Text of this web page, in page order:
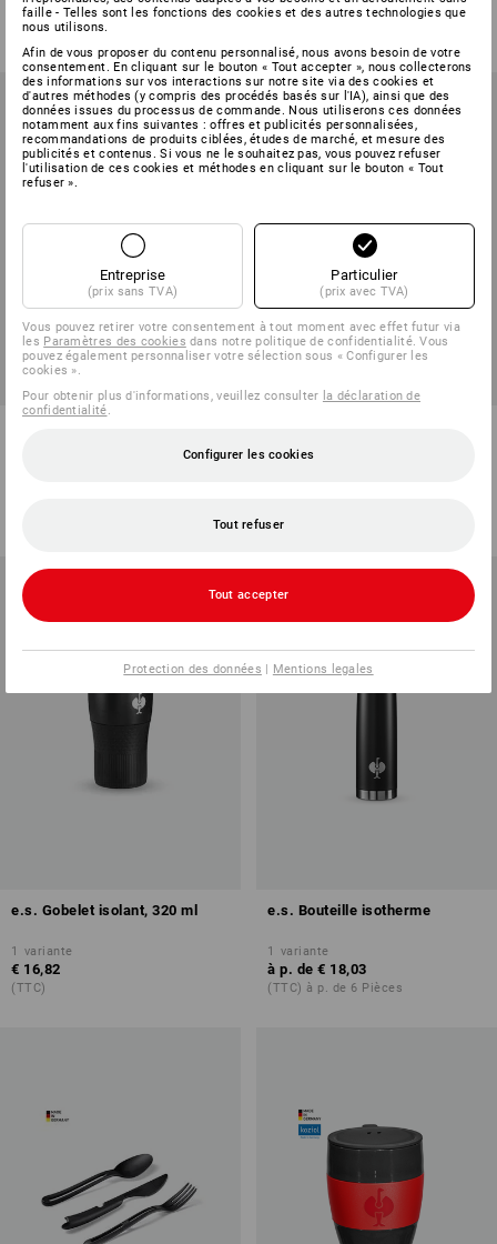
à p. de € 24,08
(TTC) à p. de 5 Lot
à p. de € 9,56
pièces
e.s. Gobelet isolant, 320 ml
1 variante
€ 16,82
(TTC)
e.s. Bouteille isotherme
1 variante
à p. de € 18,03
(TTC) à p. de 6 Pièces
faille - Telles sont les fonctions des cookies et des autres technologies que
nous utilisons.
Afin de vous proposer du contenu personnalisé, nous avons besoin de votre
consentement. En cliquant sur le bouton « Tout accepter », nous collecterons
des informations sur vos interactions sur notre site via des cookies et
d'autres méthodes (y compris des procédés basés sur l'IA), ainsi que des
données issues du processus de commande. Nous utiliserons ces données
notamment aux fins suivantes : offres et publicités personnalisées,
recommandations de produits ciblées, études de marché, et mesure des
publicités et contenus. Si vous ne le souhaitez pas, vous pouvez refuser
l'utilisation de ces cookies et méthodes en cliquant sur le bouton « Tout
refuser ».
Entreprise
(prix sans TVA)
Particulier
(prix avec TVA)
Vous pouvez retirer votre consentement à tout moment avec effet futur via
les Paramètres des cookies dans notre politique de confidentialité. Vous
pouvez également personnaliser votre sélection sous « Configurer les
cookies ».
Pour obtenir plus d'informations, veuillez consulter la déclaration de
confidentialité
Configurer les cookies
Tout refuser
Tout accepter
Protection des données | Mentions legales